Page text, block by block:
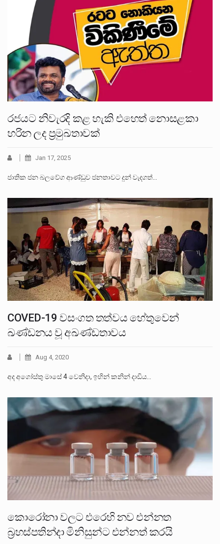
රජයට නිවැරදි කළ හැකි එහෙත් නොසළකා
හරින ලද ප්‍රමුඛතාවක්
Jan 17, 2025
ජාතික ජන බලවේග ආණ්ඩුව ජනතාවට දුන් වැදගත්…
COVED-19 වසංගත තත්වය හේතුවෙන්
ඛණ්ඩනය වූ අඛණ්ඩතාවය
Aug 4, 2020
අද අගෝස්තු මාසේ 4 වෙනිදා, ඉහින් කනින් දාඩිය…
කොරෝනා වලට එරෙහි නව එන්නත
බ්‍රහස්පතින්දා මිනිසුන්ට එන්නත් කරයි